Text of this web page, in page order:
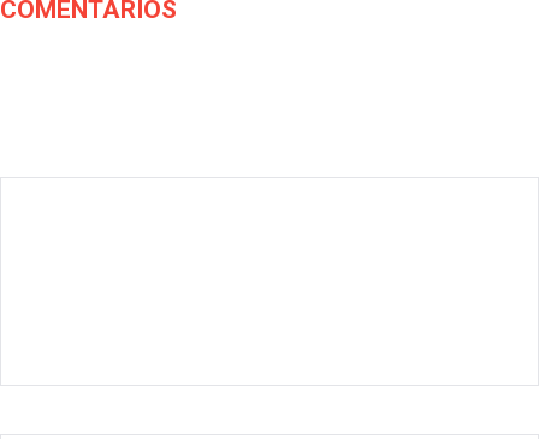
COMENTARIOS